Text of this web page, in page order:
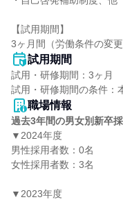
【試用期間】
3ヶ月間（労働条件の変更
試用期間
試用・研修期間：3ヶ月
職場情報
過去3年間の男女別新卒
▼2024年度
男性採用者数：0名
女性採用者数：3名
▼2023年度